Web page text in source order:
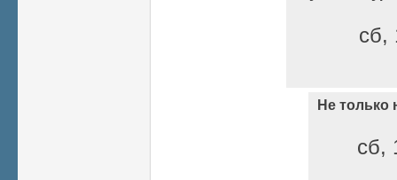
сб,
Не только
сб,